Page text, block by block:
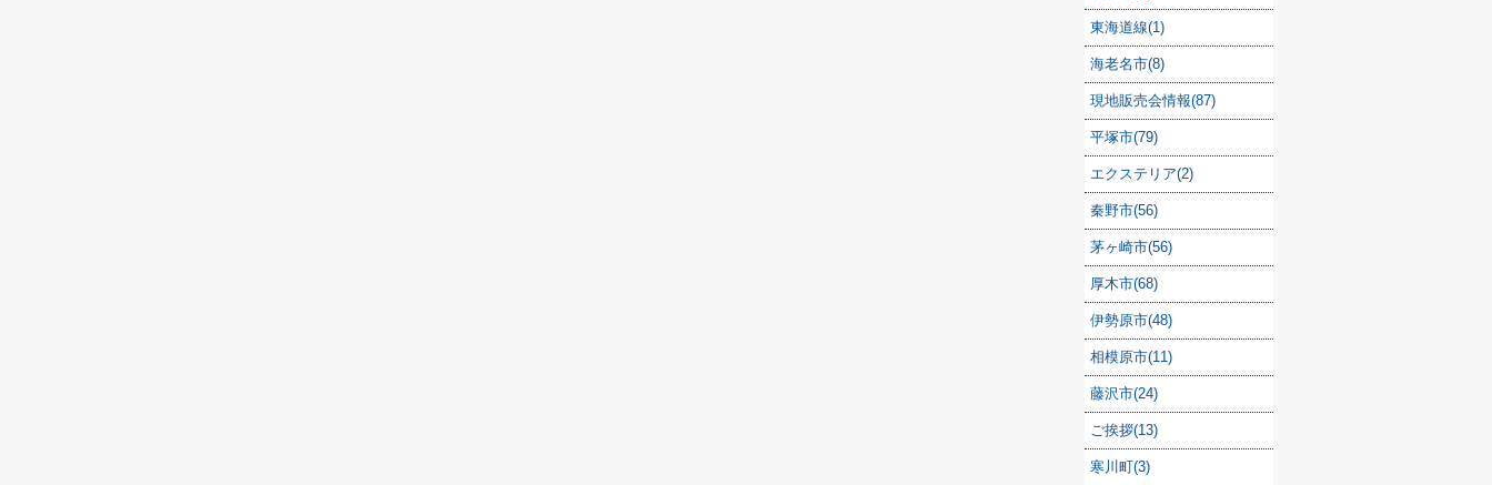
東海道線(1)
海老名市(8)
現地販売会情報(87)
平塚市(79)
エクステリア(2)
秦野市(56)
茅ヶ崎市(56)
厚木市(68)
伊勢原市(48)
相模原市(11)
藤沢市(24)
ご挨拶(13)
寒川町(3)